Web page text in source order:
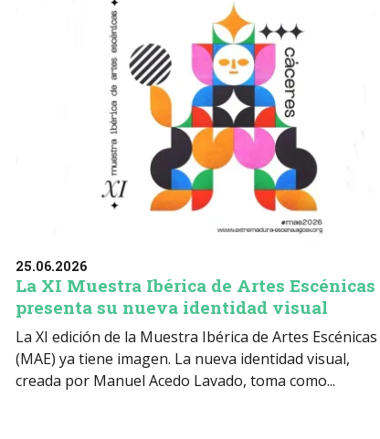
25.06.2026
La XI Muestra Ibérica de Artes Escénicas
presenta su nueva identidad visual
La XI edición de la Muestra Ibérica de Artes Escénicas
(MAE) ya tiene imagen. La nueva identidad visual,
creada por Manuel Acedo Lavado, toma como...